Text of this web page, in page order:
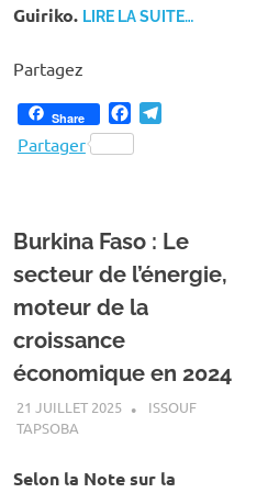
Guiriko. LIRE LA SUITE…
Partagez
Share Facebook
Partager
Burkina Faso : Le
secteur de l’énergie,
moteur de la
croissance
économique en 2024
21 JUILLET 2025
ISSOUF
TAPSOBA
Selon la Note sur la